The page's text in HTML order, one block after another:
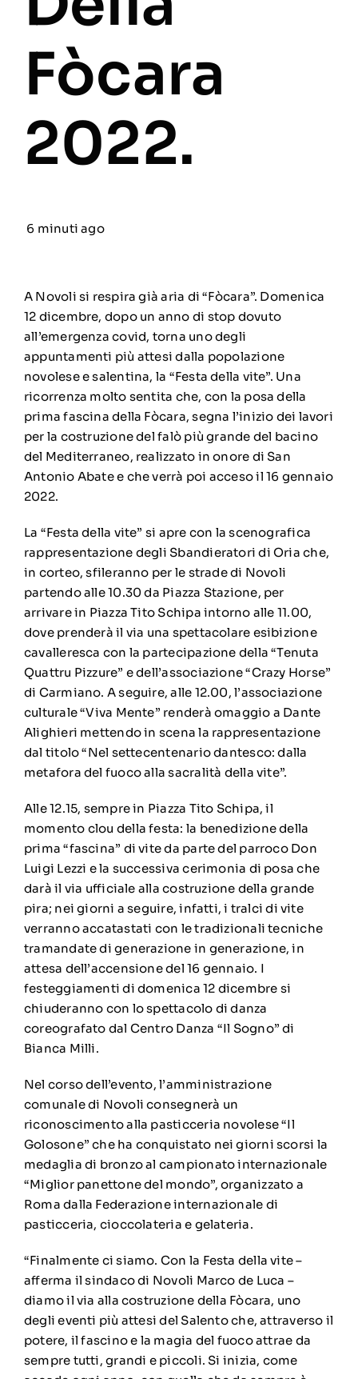
Fòcara
2022.
6 minuti ago
A Novoli si respira già aria di “Fòcara”. Domenica
12 dicembre, dopo un anno di stop dovuto
all’emergenza covid, torna uno degli
appuntamenti più attesi dalla popolazione
novolese e salentina, la “Festa della vite”. Una
ricorrenza molto sentita che, con la posa della
prima fascina della Fòcara, segna l’inizio dei lavori
per la costruzione del falò più grande del bacino
del Mediterraneo, realizzato in onore di San
Antonio Abate e che verrà poi acceso il 16 gennaio
2022.
La “Festa della vite” si apre con la scenografica
rappresentazione degli Sbandieratori di Oria che,
in corteo, sfileranno per le strade di Novoli
partendo alle 10.30 da Piazza Stazione, per
arrivare in Piazza Tito Schipa intorno alle 11.00,
dove prenderà il via una spettacolare esibizione
cavalleresca con la partecipazione della “Tenuta
Quattru Pizzure” e dell’associazione “Crazy Horse”
di Carmiano. A seguire, alle 12.00, l’associazione
culturale “Viva Mente” renderà omaggio a Dante
Alighieri mettendo in scena la rappresentazione
dal titolo “Nel settecentenario dantesco: dalla
metafora del fuoco alla sacralità della vite”.
Alle 12.15, sempre in Piazza Tito Schipa, il
momento clou della festa: la benedizione della
prima “fascina” di vite da parte del parroco Don
Luigi Lezzi e la successiva cerimonia di posa che
darà il via ufficiale alla costruzione della grande
pira; nei giorni a seguire, infatti, i tralci di vite
verranno accatastati con le tradizionali tecniche
tramandate di generazione in generazione, in
attesa dell’accensione del 16 gennaio. I
festeggiamenti di domenica 12 dicembre si
chiuderanno con lo spettacolo di danza
coreografato dal Centro Danza “Il Sogno” di
Bianca Milli.
Nel corso dell’evento, l’amministrazione
comunale di Novoli consegnerà un
riconoscimento alla pasticceria novolese “Il
Golosone” che ha conquistato nei giorni scorsi la
medaglia di bronzo al campionato internazionale
“Miglior panettone del mondo”, organizzato a
Roma dalla Federazione internazionale di
pasticceria, cioccolateria e gelateria.
“Finalmente ci siamo. Con la Festa della vite –
afferma il sindaco di Novoli Marco de Luca –
diamo il via alla costruzione della Fòcara, uno
degli eventi più attesi del Salento che, attraverso il
potere, il fascino e la magia del fuoco attrae da
sempre tutti, grandi e piccoli. Si inizia, come